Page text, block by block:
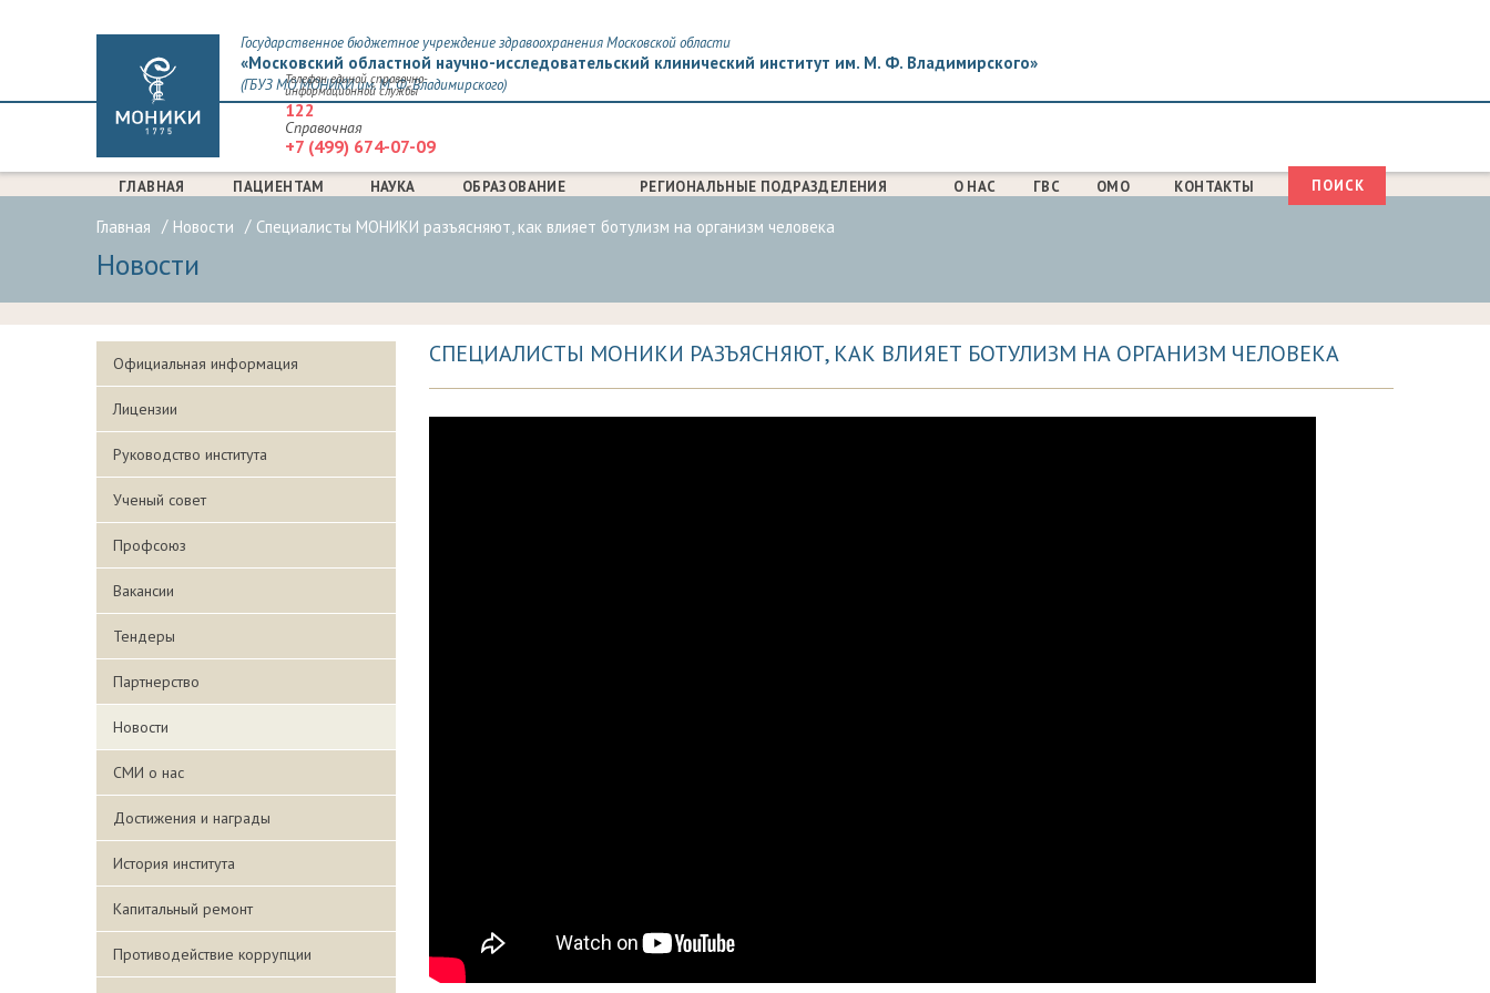
Государственное бюджетное учреждение здравоохранения Московской области
«Московский областной научно-исследовательский клинический институт им. М. Ф. Владимирского»
(ГБУЗ МО МОНИКИ им. М. Ф. Владимирского)
Телефон единой справочно-
информационной службы
122
Справочная
+7 (499) 674-07-09
ГЛАВНАЯ ПАЦИЕНТАМ НАУКА ОБРАЗОВАНИЕ РЕГИОНАЛЬНЫЕ ПОДРАЗДЕЛЕНИЯ О НАС ГВС ОМО КОНТАКТЫ
ФОРМА
Поиск
Главная Новости Специалисты МОНИКИ разъясняют, как влияет ботулизм на организм человека
Новости
Официальная информация
Лицензии
Руководство института
Ученый совет
Профсоюз
Вакансии
Тендеры
Партнерство
Новости
СМИ о нас
Достижения и награды
История института
Капитальный ремонт
Противодействие коррупции
СПЕЦИАЛИСТЫ МОНИКИ РАЗЪЯСНЯЮТ, КАК ВЛИЯЕТ БОТУЛИЗМ НА ОРГАНИЗМ ЧЕЛОВЕКА